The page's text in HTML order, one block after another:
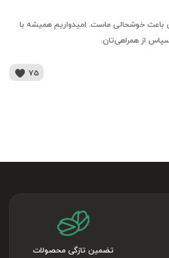
باعث خوشحالی ماست. امیدواریم همیشه با
از همراهی‌تان.
75
تضمین تازگی محصولات